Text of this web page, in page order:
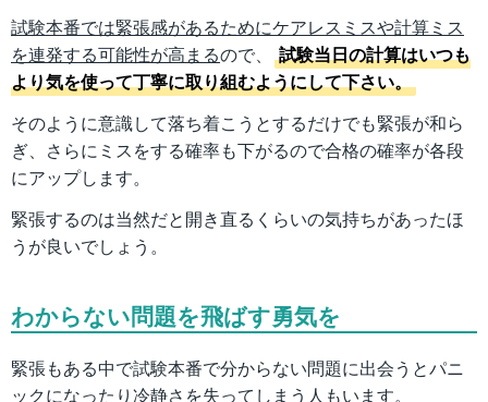
試験本番では緊張感があるためにケアレスミスや計算ミス
を連発する可能性が高まるので、
試験当日の計算はいつも
より気を使って丁寧に取り組むようにして下さい。
そのように意識して落ち着こうとするだけでも緊張が和ら
ぎ、さらにミスをする確率も下がるので合格の確率が各段
にアップします。
緊張するのは当然だと開き直るくらいの気持ちがあったほ
うが良いでしょう。
わからない問題を飛ばす勇気を
緊張もある中で試験本番で分からない問題に出会うとパニ
ックになったり冷静さを失ってしまう人もいます。